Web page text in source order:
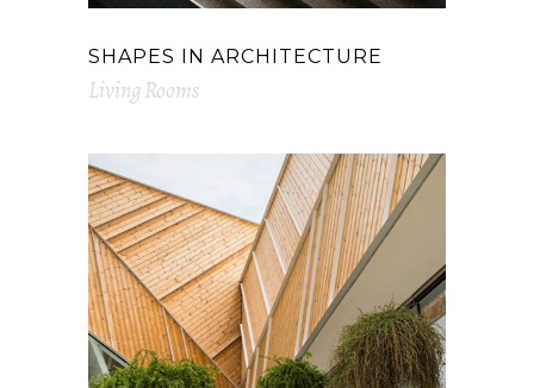
SHAPES IN ARCHITECTURE
Living Rooms